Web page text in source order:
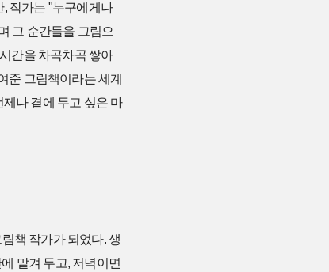
, 작가는 "누구에게나
그 순간들을 그림으
간을 차곡차곡 쌓아
준 그림책이라는 세계
나 곁에 두고 싶은 마
책 작가가 되었다. 생
맡겨 두고, 저녁이면